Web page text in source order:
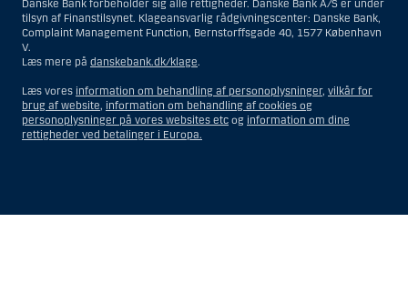
En fysisk person hjemmehørende og bosiddende i USA.
organiseret i USA, men som ikke er et offshore-rådgivningscenter
hjemmehørende og bosiddende i USA, som har en gyldig
forretningsmæssig begrundelse for sit virke, og som varetager
opgaver og reguleres som et forsikringsselskab eller en bank.
Danske Bank forbeholder sig alle rettigheder. Danske Bank A/S er under
tilsyn af Finanstilsynet. Klageansvarlig rådgivningscenter: Danske Bank,
Complaint Management Function, Bernstorffsgade 40, 1577 København
V.
Læs mere på danskebank.dk/klage.
Læs vores information om behandling af personoplysninger, vilkår for
brug af website, information om behandling af cookies og
personoplysninger på vores websites etc og information om dine
rettigheder ved betalinger i Europa.